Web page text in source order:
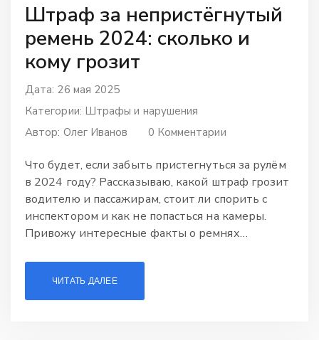
Штраф за непристёгнутый
ремень 2024: сколько и
кому грозит
Дата: 26 мая 2025
Категории: Штрафы и нарушения
Автор: Олег Иванов 0 Комментарии
Что будет, если забыть пристегнуться за рулём
в 2024 году? Рассказываю, какой штраф грозит
водителю и пассажирам, стоит ли спорить с
инспектором и как не попасться на камеры.
Привожу интересные факты о ремнях
водителей. Эта статья поможет избежать
неприятных ситуаций и штрафов, а заодно
напомнит — вредные привычки на дороге
ЧИТАТЬ ДАЛЕЕ